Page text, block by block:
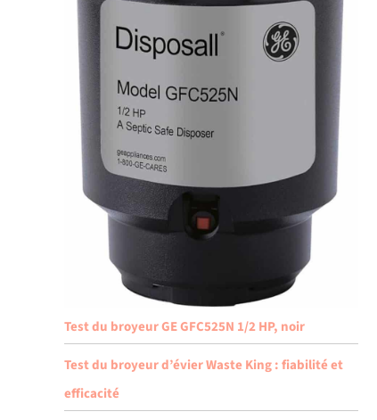
Test du broyeur GE GFC525N 1/2 HP, noir
Test du broyeur d’évier Waste King : fiabilité et
efficacité